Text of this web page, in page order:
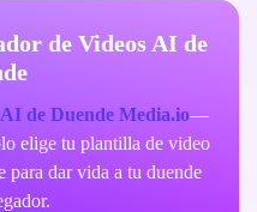
de Videos AI de
de Duende Media.io—
elige tu plantilla de video
para dar vida a tu duende